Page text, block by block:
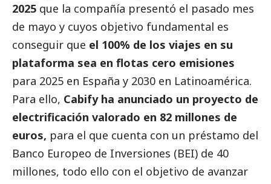
2025 que la compañía presentó el pasado mes
de mayo y cuyos objetivo fundamental es
conseguir que el 100% de los viajes en su
plataforma sea en flotas cero emisiones
para 2025 en España y 2030 en Latinoamérica.
Para ello, Cabify ha anunciado un proyecto de
electrificación valorado en 82 millones de
euros, para el que cuenta con un préstamo del
Banco Europeo de Inversiones (BEI) de 40
millones, todo ello con el objetivo de avanzar